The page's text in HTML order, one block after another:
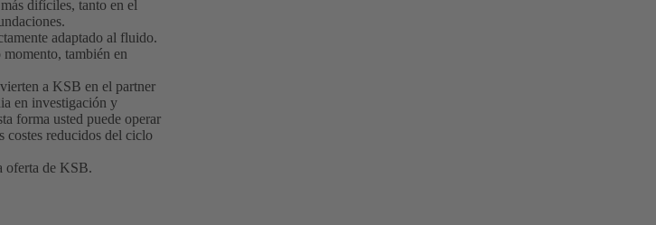
difíciles, tanto en el
adaptado al fluido.
también en
a KSB en el partner
en investigación y
forma usted puede operar
costes reducidos del ciclo
oferta de KSB.